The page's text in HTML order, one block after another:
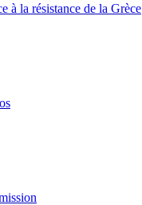
à la résistance de la Grèce